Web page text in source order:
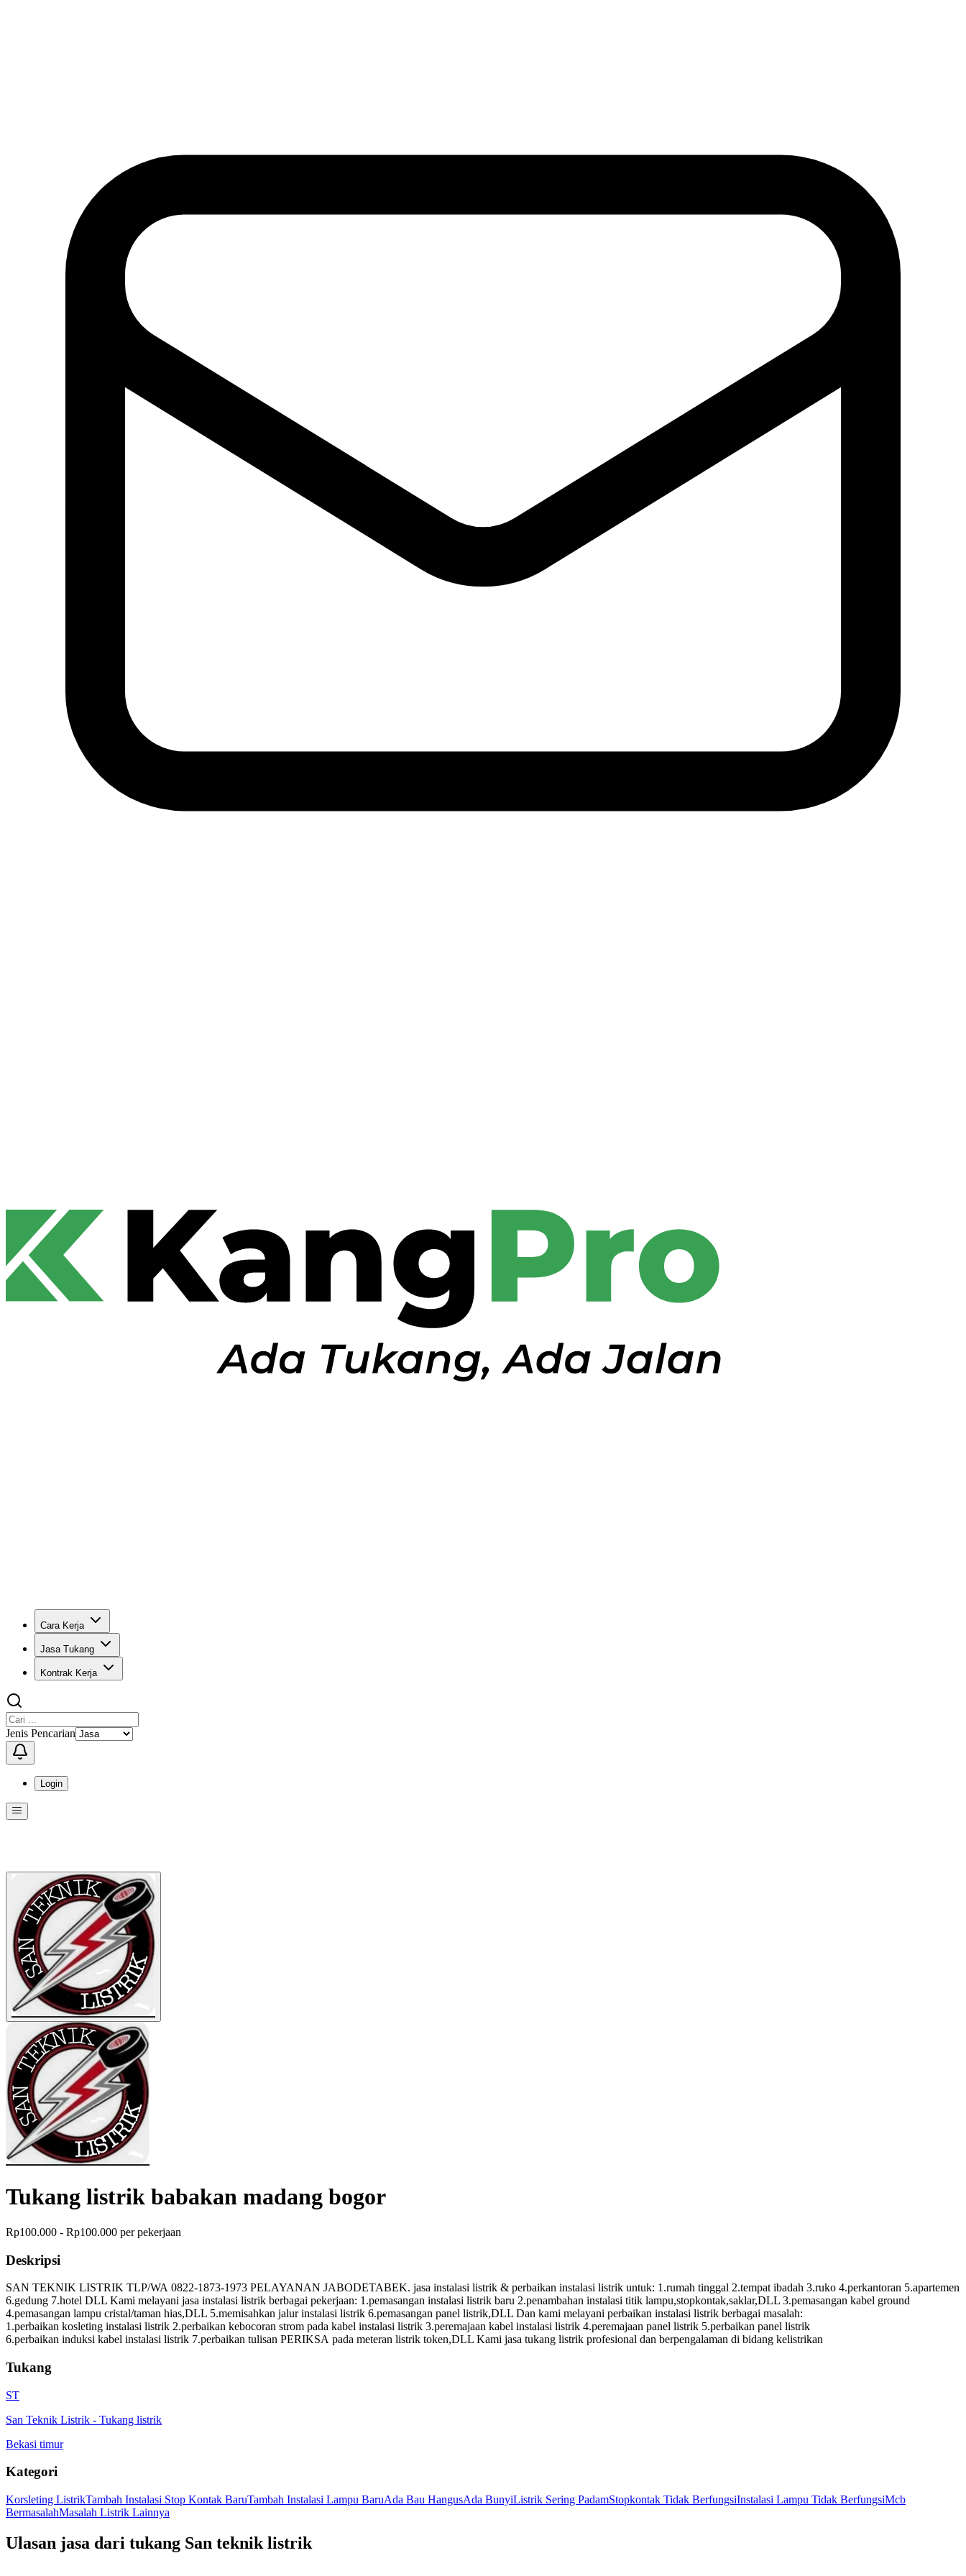
Cara Kerja
Jasa Tukang
Kontrak Kerja
Jenis Pencarian
Login
Menu ini berisi navigasi untuk mengakses fitur-fitur di KangPro
Tukang listrik babakan madang bogor
Rp100.000 - Rp100.000 per pekerjaan
Deskripsi
SAN TEKNIK LISTRIK TLP/WA 0822-1873-1973 PELAYANAN JABODETABEK. jasa instalasi listrik & perbaikan instalasi listrik untuk: 1.rumah tinggal 2.tempat ibadah 3.ruko 4.perkantoran 5.apartemen
6.gedung 7.hotel DLL Kami melayani jasa instalasi listrik berbagai pekerjaan: 1.pemasangan instalasi listrik baru 2.penambahan instalasi titik lampu,stopkontak,saklar,DLL 3.pemasangan kabel ground
4.pemasangan lampu cristal/taman hias,DLL 5.memisahkan jalur instalasi listrik 6.pemasangan panel listrik,DLL Dan kami melayani perbaikan instalasi listrik berbagai masalah:
1.perbaikan kosleting instalasi listrik 2.perbaikan kebocoran strom pada kabel instalasi listrik 3.peremajaan kabel instalasi listrik 4.peremajaan panel listrik 5.perbaikan panel listrik
6.perbaikan induksi kabel instalasi listrik 7.perbaikan tulisan PERIKSA pada meteran listrik token,DLL Kami jasa tukang listrik profesional dan berpengalaman di bidang kelistrikan
Tukang
ST
San Teknik Listrik - Tukang listrik
Bekasi timur
Kategori
Korsleting ListrikTambah Instalasi Stop Kontak BaruTambah Instalasi Lampu BaruAda Bau HangusAda BunyiListrik Sering PadamStopkontak Tidak BerfungsiInstalasi Lampu Tidak BerfungsiMcb
BermasalahMasalah Listrik Lainnya
Ulasan jasa dari tukang San teknik listrik